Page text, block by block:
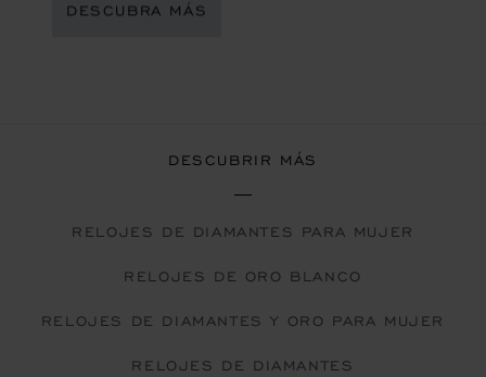
DESCUBRA MÁS
DESCUBRIR MÁS
RELOJES DE DIAMANTES PARA MUJER
RELOJES DE ORO BLANCO
RELOJES DE DIAMANTES Y ORO PARA MUJER
RELOJES DE DIAMANTES